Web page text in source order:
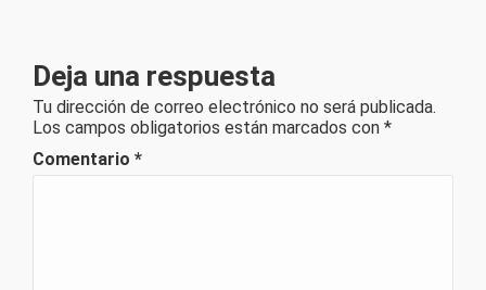
Deja una respuesta
Tu dirección de correo electrónico no será publicada.
Los campos obligatorios están marcados con *
Comentario *